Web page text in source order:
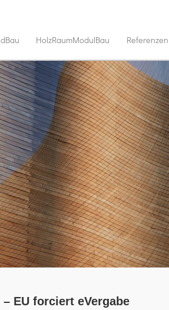
HolzRaumModulBau Referenzen
EU forciert eVergabe